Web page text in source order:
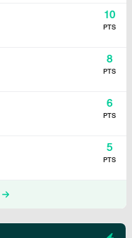
10
PTS
8
PTS
6
PTS
5
PTS